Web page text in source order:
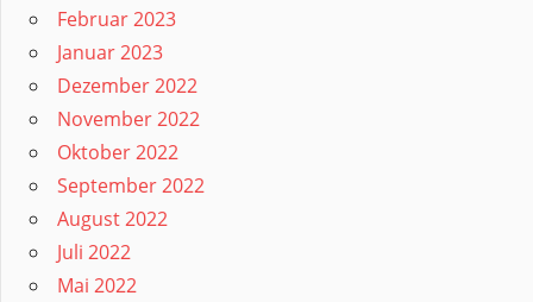
Februar 2023
Januar 2023
Dezember 2022
November 2022
Oktober 2022
September 2022
August 2022
Juli 2022
Mai 2022